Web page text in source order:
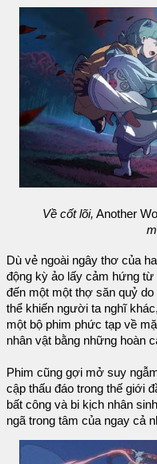
Về cốt lõi, Another
Dù vẻ ngoài ngây thơ của
động kỳ ảo lấy cảm hứng
đến một một thợ săn quỷ
thể khiến người ta nghĩ
một bộ phim phức tạp về
nhân vật bằng những hoàn
Phim cũng gợi mở suy
cập thấu đáo trong thế giới
bất công và bi kịch nhân
ngã trong tâm của ngay cả